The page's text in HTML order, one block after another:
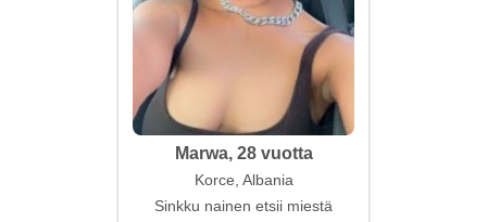
Marwa, 28 vuotta
Korce, Albania
Sinkku nainen etsii miestä